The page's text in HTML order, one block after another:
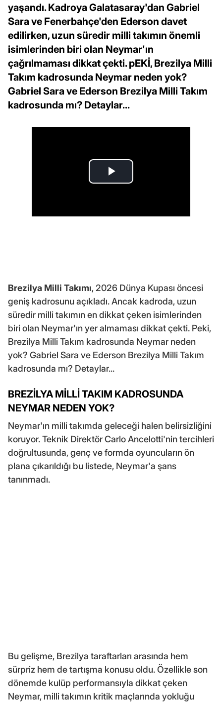
yaşandı. Kadroya Galatasaray'dan Gabriel
Sara ve Fenerbahçe'den Ederson davet
edilirken, uzun süredir milli takımın önemli
isimlerinden biri olan Neymar'ın
çağrılmaması dikkat çekti. pEKİ, Brezilya Milli
Takım kadrosunda Neymar neden yok?
Gabriel Sara ve Ederson Brezilya Milli Takım
kadrosunda mı? Detaylar...
Brezilya Milli Takımı, 2026 Dünya Kupası öncesi
geniş kadrosunu açıkladı. Ancak kadroda, uzun
süredir milli takımın en dikkat çeken isimlerinden
biri olan Neymar'ın yer almaması dikkat çekti. Peki,
Brezilya Milli Takım kadrosunda Neymar neden
yok? Gabriel Sara ve Ederson Brezilya Milli Takım
kadrosunda mı? Detaylar...
BREZİLYA MİLLİ TAKIM KADROSUNDA
NEYMAR NEDEN YOK?
Neymar'ın milli takımda geleceği halen belirsizliğini
koruyor. Teknik Direktör Carlo Ancelotti'nin tercihleri
doğrultusunda, genç ve formda oyuncuların ön
plana çıkarıldığı bu listede, Neymar'a şans
tanınmadı.
Bu gelişme, Brezilya taraftarları arasında hem
sürpriz hem de tartışma konusu oldu. Özellikle son
dönemde kulüp performansıyla dikkat çeken
Neymar, milli takımın kritik maçlarında yokluğu